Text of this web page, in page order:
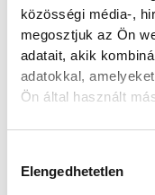
közösségi média-,
megosztjuk az Ön
adatait, akik
adatokkal,
Ön által használt
Elengedhetetlen